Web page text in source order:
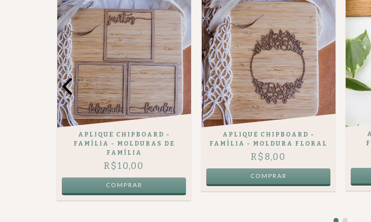
APLIQUE CHIPBOARD -
FAMÍLIA - MOLDURAS DE
FAMÍLIA
R$10,00
APLIQUE CHIPBOARD -
FAMÍLIA - MOLDURA FLORAL
R$8,00